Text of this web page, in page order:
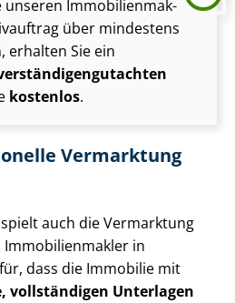
unseren Im­mo­bi­li­en­mak­
über mindestens
erhalten Sie ein
kostenlos.
Vermarktung
auch die Vermarktung
Im­mo­bi­li­en­mak­ler in
dass die Immobilie mit
vollständigen Unterlagen